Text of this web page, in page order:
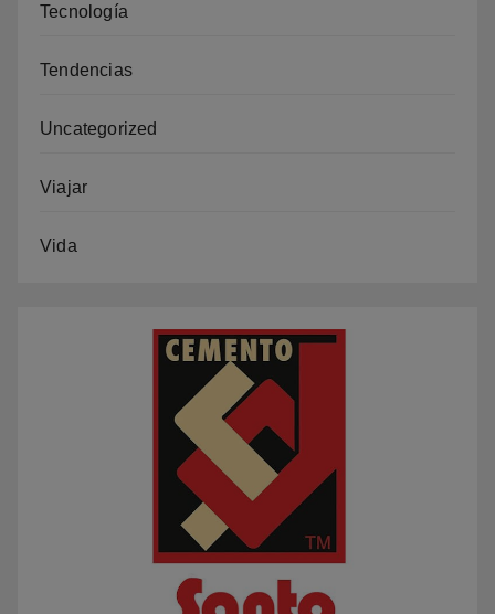
Tecnología
Tendencias
Uncategorized
Viajar
Vida